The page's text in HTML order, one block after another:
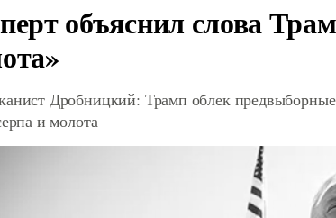
объяснил слова
Дробницкий: Трамп облек
и молота